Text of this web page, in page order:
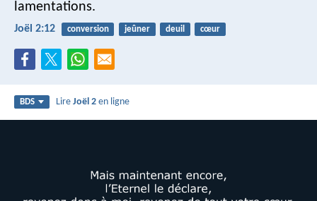
lamentations.
Joël 2:12 conversion jeûner deuil cœur
BDS LireJoël 2 en ligne